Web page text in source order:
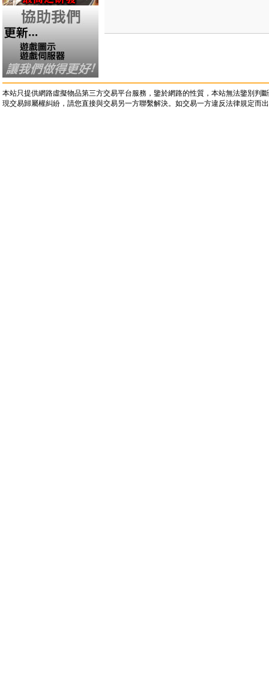
本站只提供網路虛擬物品第三方交易平台服務，鑒於網路的性質，本站無法鑒別
現交易歸屬權糾紛，請您直接與交易另一方聯繫解決。如交易一方違反法律規定